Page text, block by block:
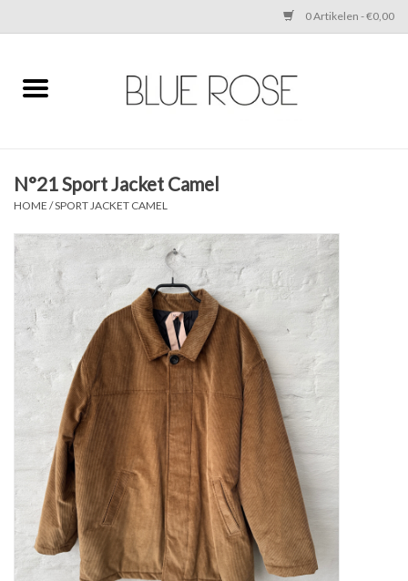
0 Artikelen - €0,00
Home
ACCESSORIES
SHOES
SALE
Cadeaubonnen
BRANDS
ABOUT US
N°21 Sport Jacket Camel
HOME /SPORT JACKET CAMEL